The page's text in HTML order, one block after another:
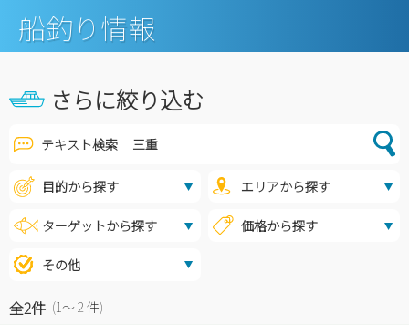
船釣り情報
さらに絞り込む
テキスト検索
全2件 (1〜 2 件)